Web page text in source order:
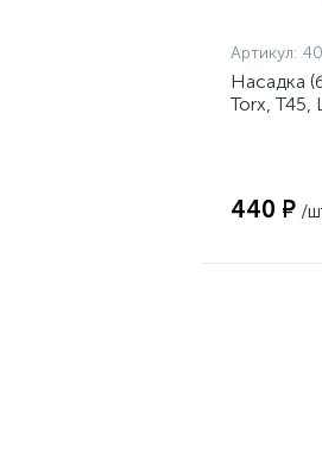
Артикул:
Насадка
Torx, T45,
440 ₽ /